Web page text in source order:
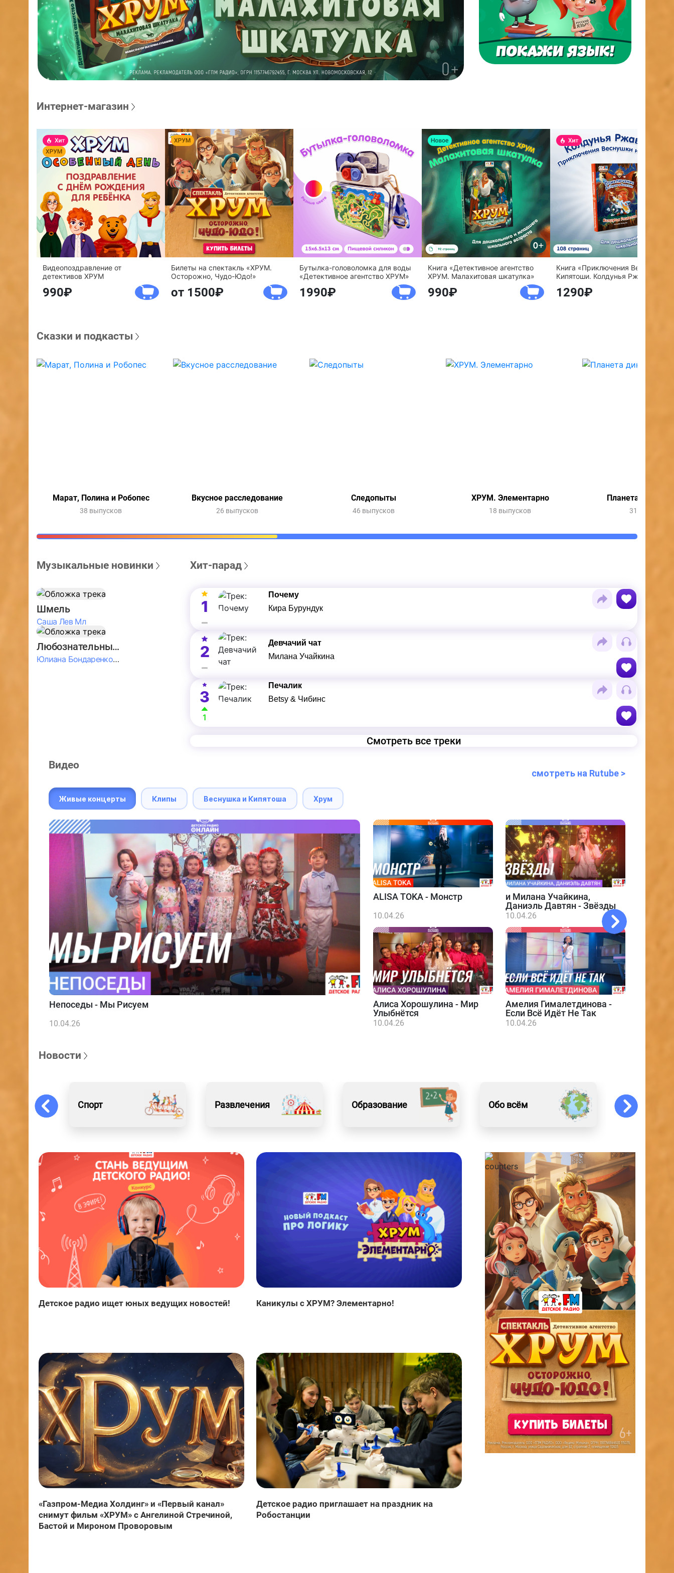
Интернет-магазин
Видеопоздравление от
детективов ХРУМ
990
Билеты на спектакль «ХРУМ.
Осторожно, Чудо-Юдо!»
от 1500
Бутылка-головоломка для воды
«Детективное агентство ХРУМ»
1990
Книга «Детективное агентство
ХРУМ. Малахитовая шкатулка»
990
Книга «Приключения Веснушки и
Кипятоши. Колдунья Ржавелла»
1290
Сказки и подкасты
Марат, Полина и Робопес
38 выпусков
Вкусное расследование
26 выпусков
Следопыты
46 выпусков
ХРУМ. Элементарно
18 выпусков
Планета
31 выпуск
Музыкальные новинки
Шмель
Саша Лев Мл
Любознательные Дети
Юлиана Бондаренко & Амелия Колпакова & Егор Егоров & Валерия Шевченко & Ксюша Косичкина
Хит-парад
1
Почему
Кира Бурундук
2
Девчачий чат
Милана Учайкина
3
1
Печалик
Betsy & Чибинс
Смотреть все треки
Видео
смотреть на Rutube >
Живые концерты Клипы Веснушка и Кипятоша Хрум
Непоседы - Мы Рисуем
10.04.26
ALISA TOKA - Монстр
10.04.26
и Милана Учайкина,
Даниэль Давтян - Звёзды
10.04.26
Алиса Хорошулина - Мир
Улыбнётся
10.04.26
Амелия Гималетдинова -
Если Всё Идёт Не Так
10.04.26
Новости
Спорт Развлечения Образование Обо всём События
Детское радио ищет юных ведущих новостей! Каникулы с ХРУМ? Элементарно!
«Газпром-Медиа Холдинг» и «Первый канал»
снимут фильм «ХРУМ» с Ангелиной Стречиной,
Бастой и Мироном Проворовым
Детское радио приглашает на праздник на
Робостанции